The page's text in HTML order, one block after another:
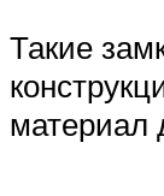
Такие
материал